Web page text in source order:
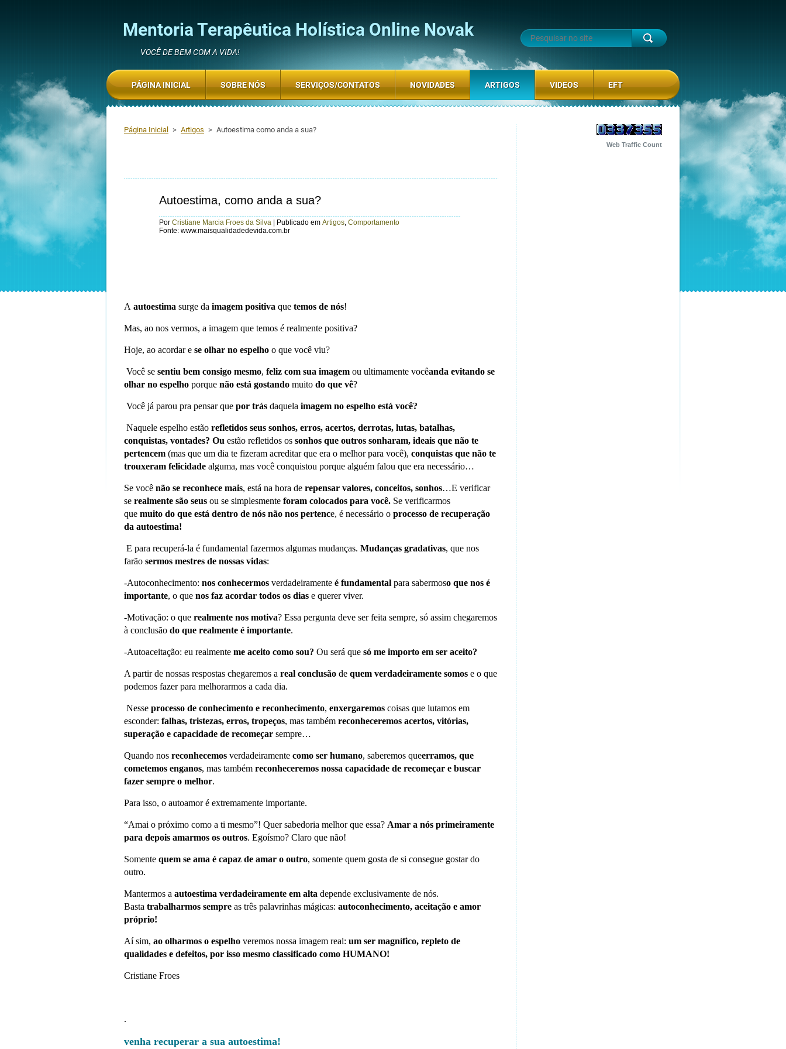
Mentoria Terapêutica Holística Online Novak
VOCÊ DE BEM COM A VIDA!
Página Inicial > Artigos > Autoestima como anda a sua?
Autoestima, como anda a sua?
Por Cristiane Marcia Froes da Silva Publicado em Artigos, Comportamento
Fonte: www.maisqualidadedevida.com.br
A autoestima surge da imagem positiva que temos de nós!
Mas, ao nos vermos, a imagem que temos é realmente positiva?
Hoje, ao acordar e se olhar no espelho o que você viu?
Você se sentiu bem consigo mesmo, feliz com sua imagem ou ultimamente vocêanda evitando se
olhar no espelho porque não está gostando muito do que vê?
Você já parou pra pensar que por trás daquela imagem no espelho está você?
Naquele espelho estão refletidos seus sonhos, erros, acertos, derrotas, lutas, batalhas,
conquistas, vontades? Ou estão refletidos os sonhos que outros sonharam, ideais que não te
pertencem (mas que um dia te fizeram acreditar que era o melhor para você), conquistas que não te
trouxeram felicidade alguma, mas você conquistou porque alguém falou que era necessário…
Se você não se reconhece mais, está na hora de repensar valores, conceitos, sonhos…E verificar
se realmente são seus ou se simplesmente foram colocados para você. Se verificarmos
que muito do que está dentro de nós não nos pertence, é necessário o processo de recuperação
da autoestima!
E para recuperá-la é fundamental fazermos algumas mudanças. Mudanças gradativas, que nos
farão sermos mestres de nossas vidas:
-Autoconhecimento: nos conhecermos verdadeiramente é fundamental para sabermoso que nos é
importante, o que nos faz acordar todos os dias e querer viver.
-Motivação: o que realmente nos motiva? Essa pergunta deve ser feita sempre, só assim chegaremos
à conclusão do que realmente é importante.
-Autoaceitação: eu realmente me aceito como sou? Ou será que só me importo em ser aceito?
A partir de nossas respostas chegaremos a real conclusão de quem verdadeiramente somos e o que
podemos fazer para melhorarmos a cada dia.
Nesse processo de conhecimento e reconhecimento, enxergaremos coisas que lutamos em
esconder: falhas, tristezas, erros, tropeços, mas também reconheceremos acertos, vitórias,
superação e capacidade de recomeçar sempre…
Quando nos reconhecemos verdadeiramente como ser humano, saberemos queerramos, que
cometemos enganos, mas também reconheceremos nossa capacidade de recomeçar e buscar
fazer sempre o melhor.
Para isso, o autoamor é extremamente importante.
“Amai o próximo como a ti mesmo”! Quer sabedoria melhor que essa? Amar a nós primeiramente
para depois amarmos os outros. Egoísmo? Claro que não!
Somente quem se ama é capaz de amar o outro, somente quem gosta de si consegue gostar do
outro.
Mantermos a autoestima verdadeiramente em alta depende exclusivamente de nós.
Basta trabalharmos sempre as três palavrinhas mágicas: autoconhecimento, aceitação e amor
próprio!
Aí sim, ao olharmos o espelho veremos nossa imagem real: um ser magnífico, repleto de
qualidades e defeitos, por isso mesmo classificado como HUMANO!
Cristiane Froes
.
venha recuperar a sua autoestima!
Web Traffic Count
PÁGINA INICIAL SOBRE NÓS SERVIÇOS/CONTATOS NOVIDADES ARTIGOS VIDEOS EFT